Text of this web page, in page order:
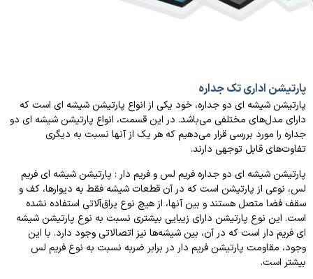
پارتیشن اداری تک جداره
پارتیشن شیشه ای دو جداره، خود یکی از انواع پارتیشن شیشه ای است که
دارای مدل‌های مختلفی می‌باشد. در این قسمت، انواع پارتیشن شیشه ای دو
جداره را مورد بررسی قرار می‌دهیم که هر یک از آنها نسبت به دیگری
تفاوت‌های قابل توجهی دارند.
پارتیشن شیشه ای دو جداره فریم لس و فریم دار : پارتیشن شیشه ای فریم
لس، نوعی از پارتیشن است که در آن قطعات شیشه فقط به دیوارها، کف و
سقف فضا متصل هستند و بین آنها، از هیچ نوع یراق‌آلاتی استفاده نشده
است. این نوع پارتیشن دارای زیبایی بیشتری نسبت به نوع پارتیشن شیشه
ای فریم دار است که در آن، بین شیشه‌ها نیز اتصالاتی وجود دارد. با این
وجود، مقاومت پارتیشن فریم دار در برابر ضربه نسبت به نوع فریم لس
بیشتر است.